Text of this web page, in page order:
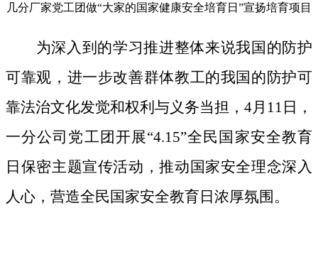
几分厂家党工团做“大家的国家健康安全培育日”宣扬培育项目
为深入到的学习推进整体来说我国的防护
可靠观，进一步改善群体教工的我国的防护可
靠法治文化发觉和权利与义务当担，4月11日，
一分公司党工团开展“4.15”全民国家安全教育
日保密主题宣传活动，推动国家安全理念深入
人心，营造全民国家安全教育日浓厚氛围。